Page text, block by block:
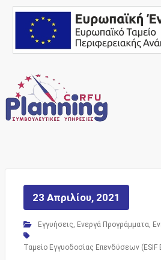
content
23 Απριλίου, 2021
Εγγυήσεις Ενεργά Προγράμματα
Ταμείο Εγγυοδοσίας Επενδύσεων (ESIF